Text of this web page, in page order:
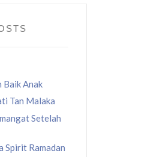
Baik Anak
Tan Malaka
Setelah
Spirit Ramadan